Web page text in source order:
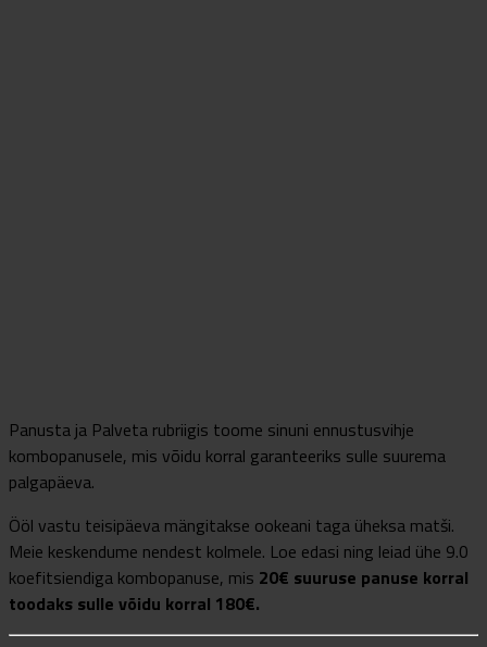
Panusta ja Palveta rubriigis toome sinuni ennustusvihje
kombopanusele, mis võidu korral garanteeriks sulle suurema
palgapäeva.
Ööl vastu teisipäeva mängitakse ookeani taga üheksa matši.
Meie keskendume nendest kolmele. Loe edasi ning leiad ühe 9.0
koefitsiendiga kombopanuse, mis 20€ suuruse panuse korral
toodaks sulle võidu korral 180€.